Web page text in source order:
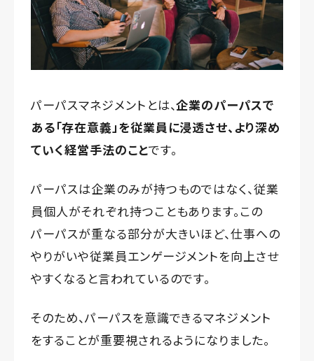
パーパスマネジメントとは、企業のパーパスで
ある「存在意義」を従業員に浸透させ、より深め
ていく経営手法のことです。
パーパスは企業のみが持つものではなく、従業
員個人がそれぞれ持つこともあります。この
パーパスが重なる部分が大きいほど、仕事への
やりがいや従業員エンゲージメントを向上させ
やすくなると言われているのです。
そのため、パーパスを意識できるマネジメント
をすることが重要視されるようになりました。